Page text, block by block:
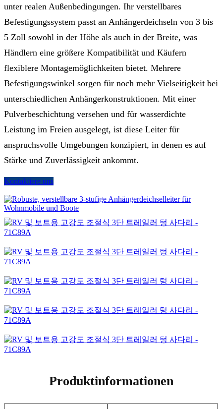
unter realen Außenbedingungen. Ihr verstellbares
Befestigungssystem passt an Anhängerdeichseln von 3 bis
5 Zoll sowohl in der Höhe als auch in der Breite, was
Händlern eine größere Kompatibilität und Käufern
flexiblere Montagemöglichkeiten bietet. Mehrere
Befestigungswinkel sorgen für noch mehr Vielseitigkeit bei
unterschiedlichen Anhängerkonstruktionen. Mit einer
Pulverbeschichtung versehen und für wasserdichte
Leistung im Freien ausgelegt, ist diese Leiter für
anspruchsvolle Umgebungen konzipiert, in denen es auf
Stärke und Zuverlässigkeit ankommt.
Kontaktiere uns
Produktinformationen